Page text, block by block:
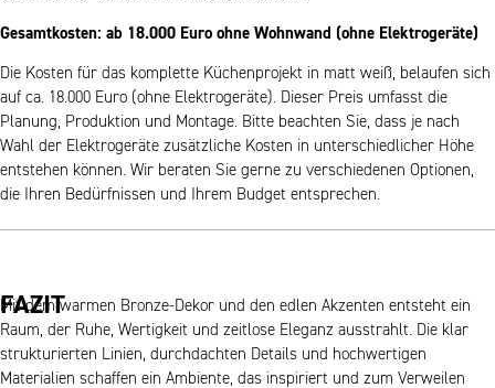
Gesamtkosten: ab 18.000 Euro ohne Wohnwand (ohne Elektrogeräte)
Die Kosten für das komplette Küchenprojekt in matt weiß, belaufen sich
auf ca. 18.000 Euro (ohne Elektrogeräte). Dieser Preis umfasst die
Planung, Produktion und Montage. Bitte beachten Sie, dass je nach
Wahl der Elektrogeräte zusätzliche Kosten in unterschiedlicher Höhe
entstehen können. Wir beraten Sie gerne zu verschiedenen Optionen,
die Ihren Bedürfnissen und Ihrem Budget entsprechen.
FAZIT
Mit dem warmen Bronze-Dekor und den edlen Akzenten entsteht ein
Raum, der Ruhe, Wertigkeit und zeitlose Eleganz ausstrahlt. Die klar
strukturierten Linien, durchdachten Details und hochwertigen
Materialien schaffen ein Ambiente, das inspiriert und zum Verweilen